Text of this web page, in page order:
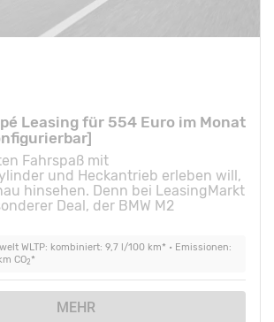
Leasing für 554 Euro im Monat
Fahrspaß mit
und Heckantrieb erleben will,
hinsehen. Denn bei LeasingMarkt
Deal, der BMW M2
WLTP: kombiniert: 9,7 l/100 km* • Emissionen:
CO2*
MEHR